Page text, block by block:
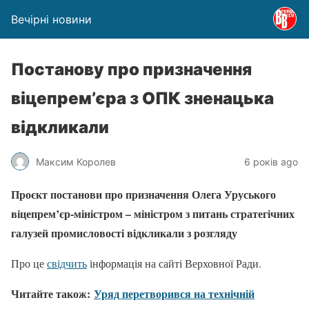
Вечірні новини
Постанову про призначення
віцепрем’єра з ОПК зненацька
відкликали
Максим Королев 6 років ago
Проєкт постанови про призначення Олега Уруського
віцепрем’єр-міністром – міністром з питань стратегічних
галузей промисловості відкликали з розгляду
Про цесвідчитьінформація на сайті Верховної Ради.
Читайте також: Уряд перетворився на технічній